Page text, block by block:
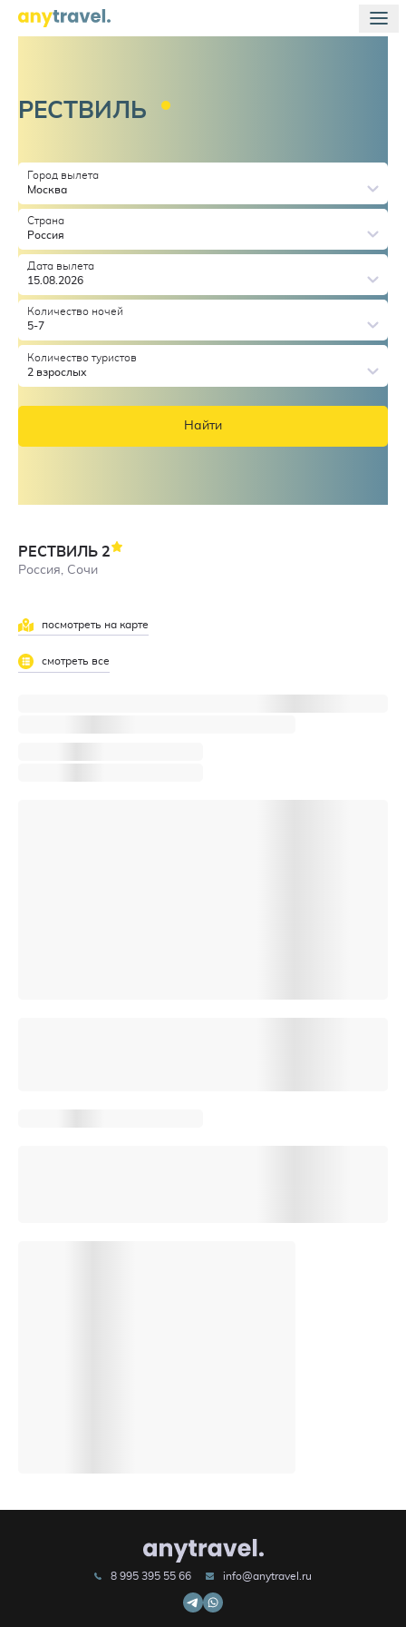
РЕСТВИЛЬ
Город вылета
Москва
Страна
Россия
Дата вылета
15.08.2026
Количество ночей
5-7
Количество туристов
2 взрослых
Найти
РЕСТВИЛЬ 2
Россия, Сочи
посмотреть на карте
смотреть все
8 995 395 55 66 info@anytravel.ru